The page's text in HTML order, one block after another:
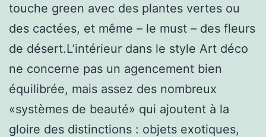
touche green avec des plantes vertes ou
des cactées, et même – le must – des fleurs
de désert.L’intérieur dans le style Art déco
ne concerne pas un agencement bien
équilibrée, mais assez des nombreux
«systèmes de beauté» qui ajoutent à la
gloire des distinctions : objets exotiques,